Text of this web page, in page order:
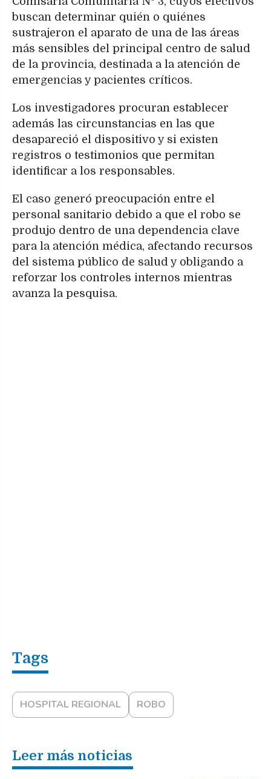
buscan determinar quién o quiénes
sustrajeron el aparato de una de las áreas
más sensibles del principal centro de salud
de la provincia, destinada a la atención de
emergencias y pacientes críticos.
Los investigadores procuran establecer
además las circunstancias en las que
desapareció el dispositivo y si existen
registros o testimonios que permitan
identificar a los responsables.
El caso generó preocupación entre el
personal sanitario debido a que el robo se
produjo dentro de una dependencia clave
para la atención médica, afectando recursos
del sistema público de salud y obligando a
reforzar los controles internos mientras
avanza la pesquisa.
HOSPITAL REGIONAL ROBO
Leer más noticias